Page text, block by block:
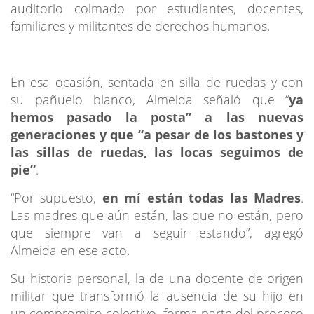
auditorio colmado por estudiantes, docentes,
familiares y militantes de derechos humanos.
En esa ocasión, sentada en silla de ruedas y con
su pañuelo blanco, Almeida señaló que “ya
hemos pasado la posta” a las nuevas
generaciones y que “a pesar de los bastones y
las sillas de ruedas, las locas seguimos de
pie”.
“Por supuesto, en mí están todas las Madres.
Las madres que aún están, las que no están, pero
que siempre van a seguir estando”, agregó
Almeida en ese acto.
Su historia personal, la de una docente de origen
militar que transformó la ausencia de su hijo en